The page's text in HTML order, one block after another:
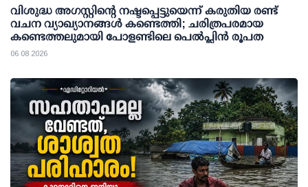
വിശുദ്ധ അഗസ്റ്റിന്റെ നഷ്ടപ്പെട്ടുയെന്ന് കരുതിയ രണ്ട്
വചന വ്യാഖ്യാനങ്ങൾ കണ്ടെത്തി; ചരിത്രപരമായ
കണ്ടെത്തലുമായി പോളണ്ടിലെ പെൽപ്ലിൻ രൂപത
06 08 2026